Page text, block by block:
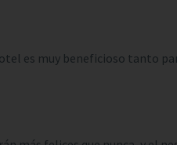
es muy beneficioso tanto